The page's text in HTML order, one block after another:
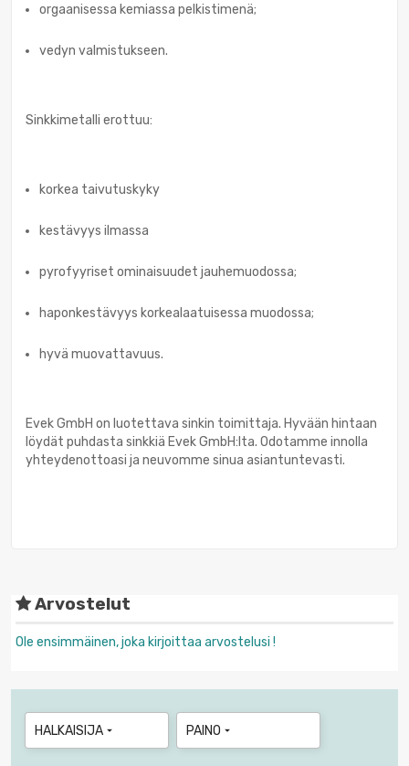
orgaanisessa kemiassa pelkistimenä;
vedyn valmistukseen.
Sinkkimetalli erottuu:
korkea taivutuskyky
kestävyys ilmassa
pyrofyyriset ominaisuudet jauhemuodossa;
haponkestävyys korkealaatuisessa muodossa;
hyvä muovattavuus.
Evek GmbH on luotettava sinkin toimittaja. Hyvään hintaan
löydät puhdasta sinkkiä Evek GmbH:lta. Odotamme innolla
yhteydenottoasi ja neuvomme sinua asiantuntevasti.
Arvostelut
Ole ensimmäinen, joka kirjoittaa arvostelusi !
HALKAISIJA  PAINO 